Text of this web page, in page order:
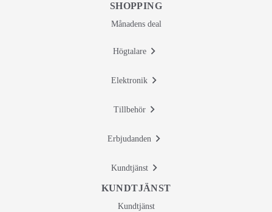
SHOPPING
Månadens deal
Högtalare
Elektronik
Tillbehör
Erbjudanden
Kundtjänst
KUNDTJÄNST
Kundtjänst